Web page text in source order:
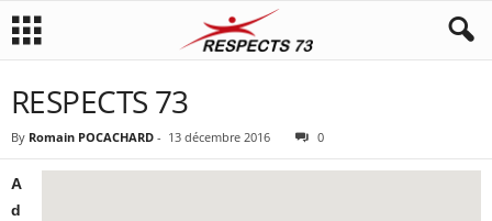
RESPECTS 73
By Romain POCACHARD - 13 décembre 2016 0
A
d